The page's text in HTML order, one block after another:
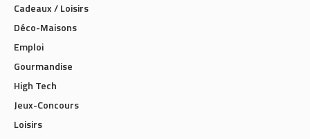
Cadeaux / Loisirs
Déco-Maisons
Emploi
Gourmandise
High Tech
Jeux-Concours
Loisirs